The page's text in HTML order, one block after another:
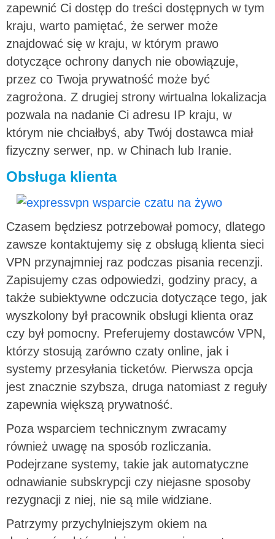
zapewnić Ci dostęp do treści dostępnych w tym
kraju, warto pamiętać, że serwer może
znajdować się w kraju, w którym prawo
dotyczące ochrony danych nie obowiązuje,
przez co Twoja prywatność może być
zagrożona. Z drugiej strony wirtualna lokalizacja
pozwala na nadanie Ci adresu IP kraju, w
którym nie chciałbyś, aby Twój dostawca miał
fizyczny serwer, np. w Chinach lub Iranie.
Obsługa klienta
Czasem będziesz potrzebował pomocy, dlatego
zawsze kontaktujemy się z obsługą klienta sieci
VPN przynajmniej raz podczas pisania recenzji.
Zapisujemy czas odpowiedzi, godziny pracy, a
także subiektywne odczucia dotyczące tego, jak
wyszkolony był pracownik obsługi klienta oraz
czy był pomocny. Preferujemy dostawców VPN,
którzy stosują zarówno czaty online, jak i
systemy przesyłania ticketów. Pierwsza opcja
jest znacznie szybsza, druga natomiast z reguły
zapewnia większą prywatność.
Poza wsparciem technicznym zwracamy
również uwagę na sposób rozliczania.
Podejrzane systemy, takie jak automatyczne
odnawianie subskrypcji czy niejasne sposoby
rezygnacji z niej, nie są mile widziane.
Patrzymy przychylniejszym okiem na